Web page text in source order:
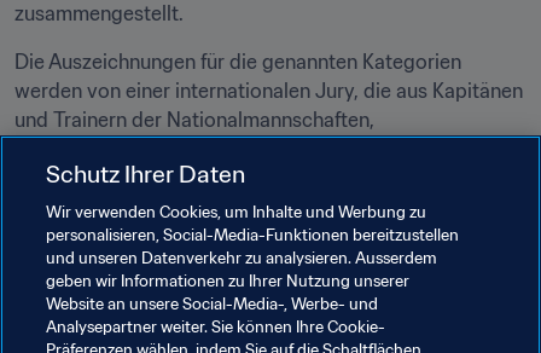
zusammengestellt.
Die Auszeichnungen für die genannten Kategorien
werden von einer internationalen Jury, die aus Kapitänen
und Trainern der Nationalmannschaften,
Fans, besteht, gewählt.
Für den FIFA-Fanpreis 2019 wählte ein spezielles
Expertengremium die drei spektakulärsten und
bewegendsten Momente der Saison 2018/19 aus.
Die FIFA.com-User haben die Möglichkeit, online für
Schutz Ihrer Daten
Wir verwenden Cookies, um Inhalte und Werbung zu
personalisieren, Social-Media-Funktionen bereitzustellen
und unseren Datenverkehr zu analysieren. Ausserdem
geben wir Informationen zu Ihrer Nutzung unserer
Website an unsere Social-Media-, Werbe- und
Analysepartner weiter. Sie können Ihre Cookie-